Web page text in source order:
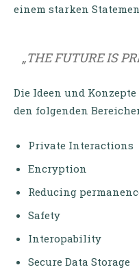
einem starken
„THE FUTURE IS
Die Ideen und
den folgenden
Private Interactions
Encryption
Reducing
Safety
Interopability
Secure Data Storage